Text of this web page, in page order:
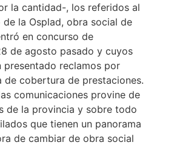
la cantidad-, los referidos al
la Osplad, obra social de
en concurso de
de agosto pasado y cuyos
presentado reclamos por
de cobertura de prestaciones.
comunicaciones provine de
de la provincia y sobre todo
que tienen un panorama
de cambiar de obra social